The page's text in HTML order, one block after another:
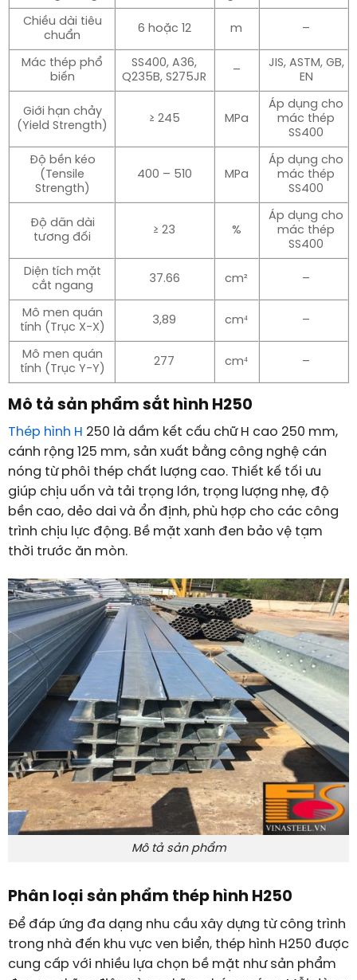
Chiều dài tiêu
chuẩn
6 hoặc 12 m –
Mác thép phổ
biến
SS400, A36,
Q235B, S275JR
–
JIS, ASTM, GB,
EN
Giới hạn chảy
(Yield Strength)
≥ 245 MPa
Áp dụng cho
mác thép
SS400
Độ bền kéo
(Tensile
Strength)
400 – 510 MPa
Áp dụng cho
mác thép
SS400
Độ dãn dài
tương đối
≥ 23 %
Áp dụng cho
mác thép
SS400
Diện tích mặt
cắt ngang
37.66 cm² –
Mô men quán
tính (Trục X-X)
3,89 cm⁴ –
Mô men quán
tính (Trục Y-Y)
277 cm⁴ –
Mô tả sản phẩm sắt hình H250
Thép hình H 250 là dầm kết cấu chữ H cao 250 mm,
cánh rộng 125 mm, sản xuất bằng công nghệ cán
nóng từ phôi thép chất lượng cao. Thiết kế tối ưu
giúp chịu uốn và tải trọng lớn, trọng lượng nhẹ, độ
bền cao, dẻo dai và ổn định, phù hợp cho các công
trình chịu lực động. Bề mặt xanh đen bảo vệ tạm
thời trước ăn mòn.
Mô tả sản phẩm
Phân loại sản phẩm thép hình H250
Để đáp ứng đa dạng nhu cầu xây dựng từ công trình
trong nhà đến khu vực ven biển, thép hình H250 được
cung cấp với nhiều lựa chọn bề mặt như sản phẩm